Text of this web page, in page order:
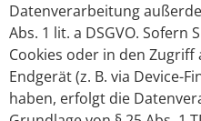
Datenverarbeitung
Abs. 1 lit. a DSGVO. Sofern
Cookies oder in den
Endgerät (z. B. via Device-
haben, erfolgt die